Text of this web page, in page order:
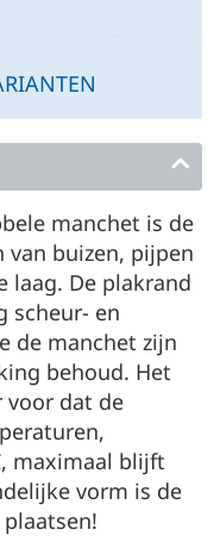
manchet is de
buizen, pijpen
laag. De plakrand
scheur- en
de manchet zijn
behoud. Het
voor dat de
maximaal blijft
vorm is de